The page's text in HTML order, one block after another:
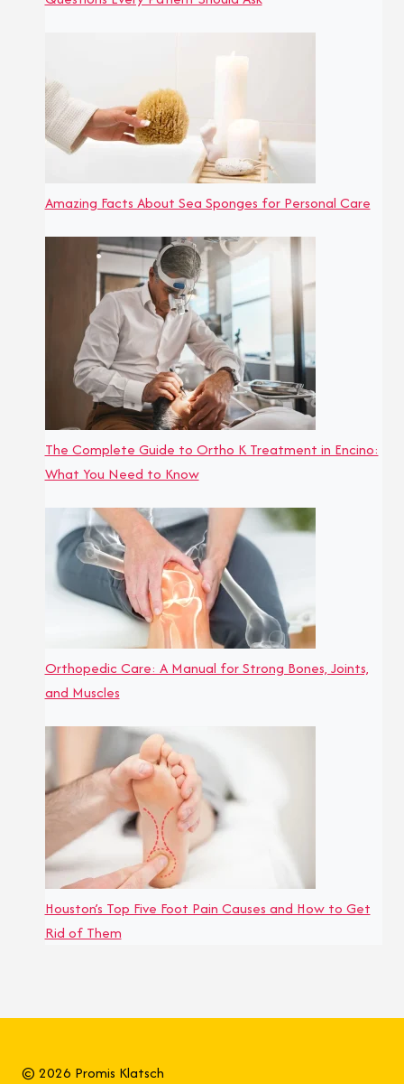
Amazing Facts About Sea Sponges for Personal Care
The Complete Guide to Ortho K Treatment in Encino:
What You Need to Know
Orthopedic Care: A Manual for Strong Bones, Joints,
and Muscles
Houston’s Top Five Foot Pain Causes and How to Get
Rid of Them
© 2026 Promis Klatsch